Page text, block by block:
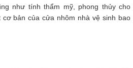
như tính thẩm mỹ, phong thủy cho
bản của cửa nhôm nhà vệ sinh bao